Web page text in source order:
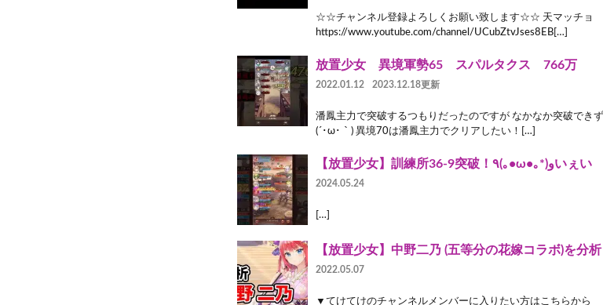
☆☆チャンネル登録よろしくお願い致します☆☆ 天マッチョ
https://www.youtube.com/channel/UCubZtvJses8EB[…]
放置少女 異境軍勢65 スパルタクス 766万
2022.01.12 2023.12.18更新
潘鳳主力で突破するつもりだったのですが なかなか突破でき
(´･ω･｀) 異境70は潘鳳主力でクリアしたい！[…]
【放置少女】訓練所36-9突破！٩(｡•ω•｡*)وいぇい
2024.05.24
[…]
【放置少女】中野二乃 (五等分の花嫁コラボ)を分
2022.05.07
▼てけてけのチャンネルメンバーに入りたい方はこちらから